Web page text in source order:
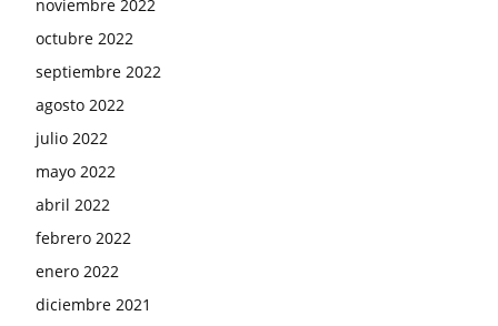
noviembre 2022
octubre 2022
septiembre 2022
agosto 2022
julio 2022
mayo 2022
abril 2022
febrero 2022
enero 2022
diciembre 2021